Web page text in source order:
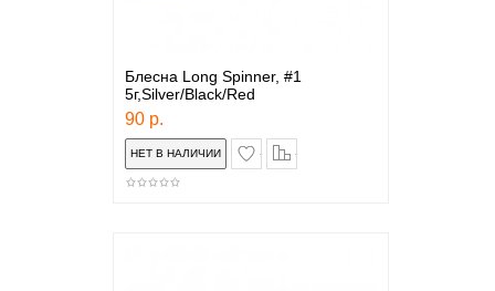
Блесна Long Spinner, #1
5г,Silver/Black/Red
90 р.
в закладки